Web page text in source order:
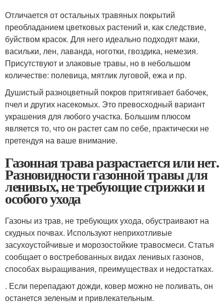
Отличается от остальных травяных покрытий
преобладанием цветковых растений и, как следствие,
буйством красок. Для него идеально подходят маки,
васильки, лен, лаванда, ноготки, гвоздика, немезия.
Присутствуют и злаковые травы, но в небольшом
количестве: полевица, мятлик луговой, ежа и пр.
Душистый разноцветный покров притягивает бабочек,
пчел и других насекомых. Это превосходный вариант
украшения для любого участка. Большим плюсом
является то, что он растет сам по себе, практически не
претендуя на ваше внимание.
Газонная трава разрастается или нет.
Разновидности газонной травы для
ленивых, не требующие стрижки и
особого ухода
Газоны из трав, не требующих ухода, обустраивают на
скудных почвах. Используют неприхотливые
засухоустойчивые и морозостойкие травосмеси. Статья
сообщает о востребованных видах ленивых газонов,
способах выращивания, преимуществах и недостатках.
. Если перепадают дожди, ковер можно не поливать, он
останется зеленым и привлекательным.